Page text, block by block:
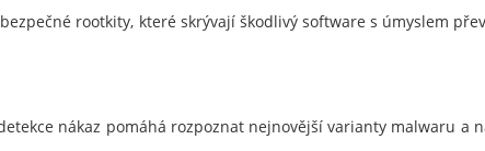
rootkity, které skrývají škodlivý software s úmyslem
nákaz pomáhá rozpoznat nejnovější varianty malwaru a